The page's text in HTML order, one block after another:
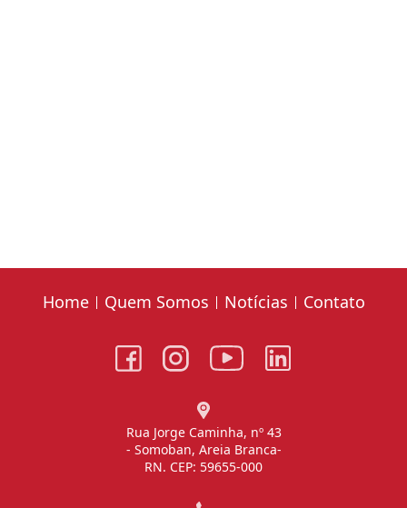
Home Quem Somos Notícias Contato
Rua Jorge Caminha, nº 43
- Somoban, Areia Branca-
RN. CEP: 59655-000